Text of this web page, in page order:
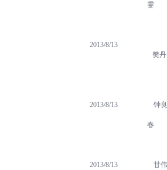
雯
2013/8/13
樊丹
2013/8/13 钟良
春
2013/8/13 甘伟